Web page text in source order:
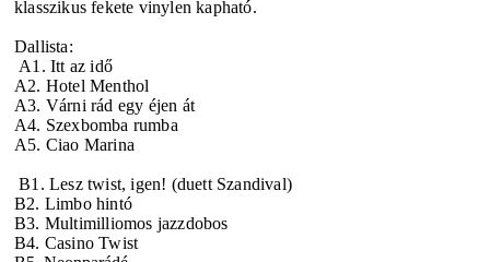
klasszikus fekete vinylen kapható.
Dallista:
A1. Itt az idő
A2. Hotel Menthol
A3. Várni rád egy éjen át
A4. Szexbomba rumba
A5. Ciao Marina
B1. Lesz twist, igen! (duett Szandival)
B2. Limbo hintó
B3. Multimilliomos jazzdobos
B4. Casino Twist